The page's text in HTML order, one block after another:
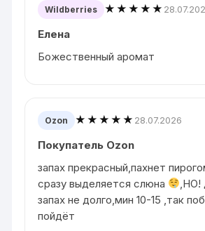
Wildberries ★★★★★
Елена
Божественный аромат
Ozon ★★★★★ 28.07.2026
Покупатель Ozon
запах прекрасный,пахнет
сразу выделяется слюна
,НО!
запах не долго,мин 10-15 ,так
пойдёт